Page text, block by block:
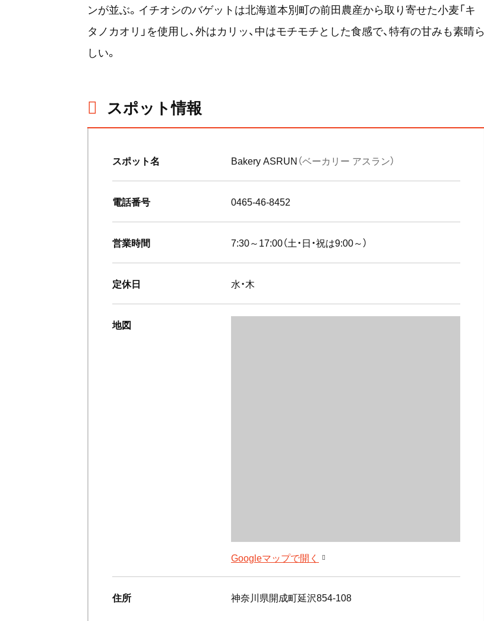
ンが並ぶ。イチオシのバゲットは北海道本別町の前田農産から取り寄せた小麦「キ
タノカオリ」を使用し、外はカリッ、中はモチモチとした食感で、特有の甘みも素晴ら
しい。
スポット情報
スポット名 Bakery ASRUN（ベーカリー アスラン）
電話番号 0465-46-8452
営業時間 7:30～17:00（土・日・祝は9:00～）
定休日 水・木
地図
Googleマップで開く
住所 神奈川県開成町延沢854-108